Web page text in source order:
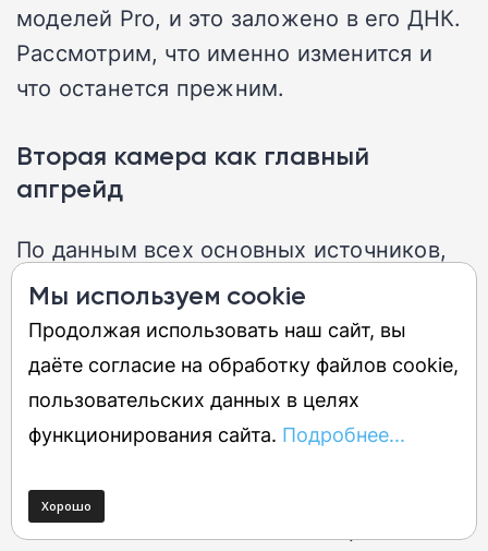
моделей Pro, и это заложено в его ДНК.
Рассмотрим, что именно изменится и
что останется прежним.
Вторая камера как главный
апгрейд
По данным всех основных источников,
iPhone Air 2 получит вторую камеру на
задней панели. Речь идёт о
сверхширокоугольном объективе на 48
мегапикселей, который встанет в пару к
основной матрице. Это прямой ответ на
поколения, которые ежедневно
сталкивались с нехваткой второго
Мы используем cookie
Продолжая использовать наш сайт, вы
даёте согласие на обработку файлов cookie,
пользовательских данных в целях
функционирования сайта. Подробнее...